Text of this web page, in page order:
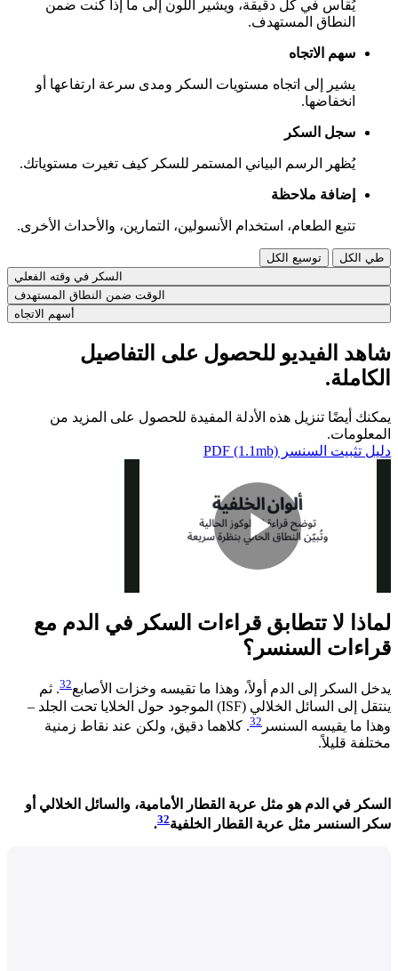
يُقاس في كل دقيقة، ويشير اللون إلى ما إذا كنت ضمن
النطاق المستهدف.​
سهم الاتجاه ​
يشير إلى اتجاه مستويات السكر ومدى سرعة ارتفاعها أو
انخفاضها. ​
سجل السكر ​
يُظهر الرسم البياني المستمر للسكر كيف تغيرت مستوياتك. ​
إضافة ملاحظة ​
تتبع الطعام، استخدام الأنسولين، التمارين، والأحداث الأخرى.​
طي الكل
توسيع الكل
السكر في وقته الفعلي​
الوقت ضمن النطاق المستهدف
أسهم الاتجاه
شاهد الفيديو للحصول على التفاصيل
الكاملة.
يمكنك أيضًا تنزيل هذه الأدلة المفيدة للحصول على المزيد من
المعلومات.
دليل تثبيت السنسر PDF (1.1mb)​
Play
Video
لماذا لا تتطابق قراءات السكر في الدم مع
قراءات السنسر؟ ​
يدخل السكر إلى الدم أولاً، وهذا ما تقيسه وخزات الأصابع32. ثم
ينتقل إلى السائل الخلالي (ISF) الموجود حول الخلايا تحت الجلد –
وهذا ما يقيسه السنسر 32. كلاهما دقيق، ولكن عند نقاط زمنية
مختلفة قليلاً.​ ​
السكر في الدم هو مثل عربة القطار الأمامية، والسائل الخلالي أو
سكر السنسر مثل عربة القطار الخلفية32
.